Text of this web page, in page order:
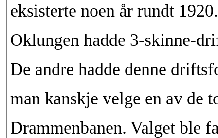
eksisterte noen år rundt
Oklungen hadde 3-skinne-
De andre hadde denne
man kanskje velge en av de
Drammenbanen. Valget ble